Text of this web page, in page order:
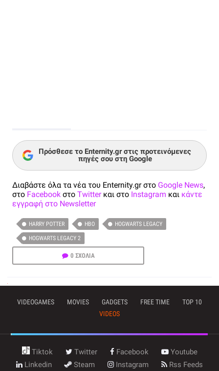
Πρόσθεσε το Enternity.gr στις προτεινόμενες
πηγές σου στη Google
Διαβάστε όλα τα νέα του Enternity.gr στο Google News,
στο Facebook στο Twitterκαι στο Instagram και κάντε
εγγραφή στο Newsletter
HARRY POTTER HBO HOGWARTS LEGACY
HOGWARTS LEGACY 2
0 ΣΧΟΛΙΑ
VIDEOGAMES MOVIES GADGETS FREE TIME
TOP 10
VIDEOS
Tiktok Twitter Facebook
Youtube
Linkedin
Steam Instagram Rss Feeds